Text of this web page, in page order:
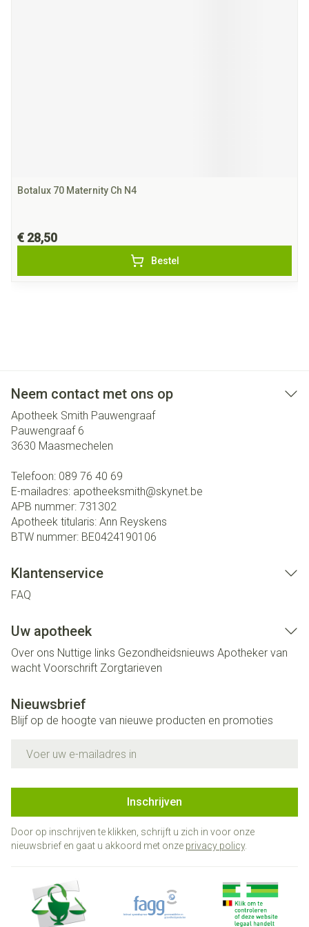
Botalux 70 Maternity Ch N4
€ 28,50
Bestel
Neem contact met ons op
Apotheek Smith Pauwengraaf
Pauwengraaf 6
3630 Maasmechelen
Telefoon: 089 76 40 69
E-mailadres: apotheeksmith@skynet.be
APB nummer: 731302
Apotheek titularis: Ann Reyskens
BTW nummer: BE0424190106
Klantenservice
FAQ
Uw apotheek
Over ons Nuttige links Gezondheidsnieuws Apotheker van
wacht Voorschrift Zorgtarieven
Nieuwsbrief
Blijf op de hoogte van nieuwe producten en promoties
Inschrijven
Door op inschrijven te klikken, schrijft u zich in voor onze
nieuwsbrief en gaat u akkoord met onze privacy policy.